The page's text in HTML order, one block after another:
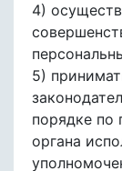
4)
5)
порядке по
органа